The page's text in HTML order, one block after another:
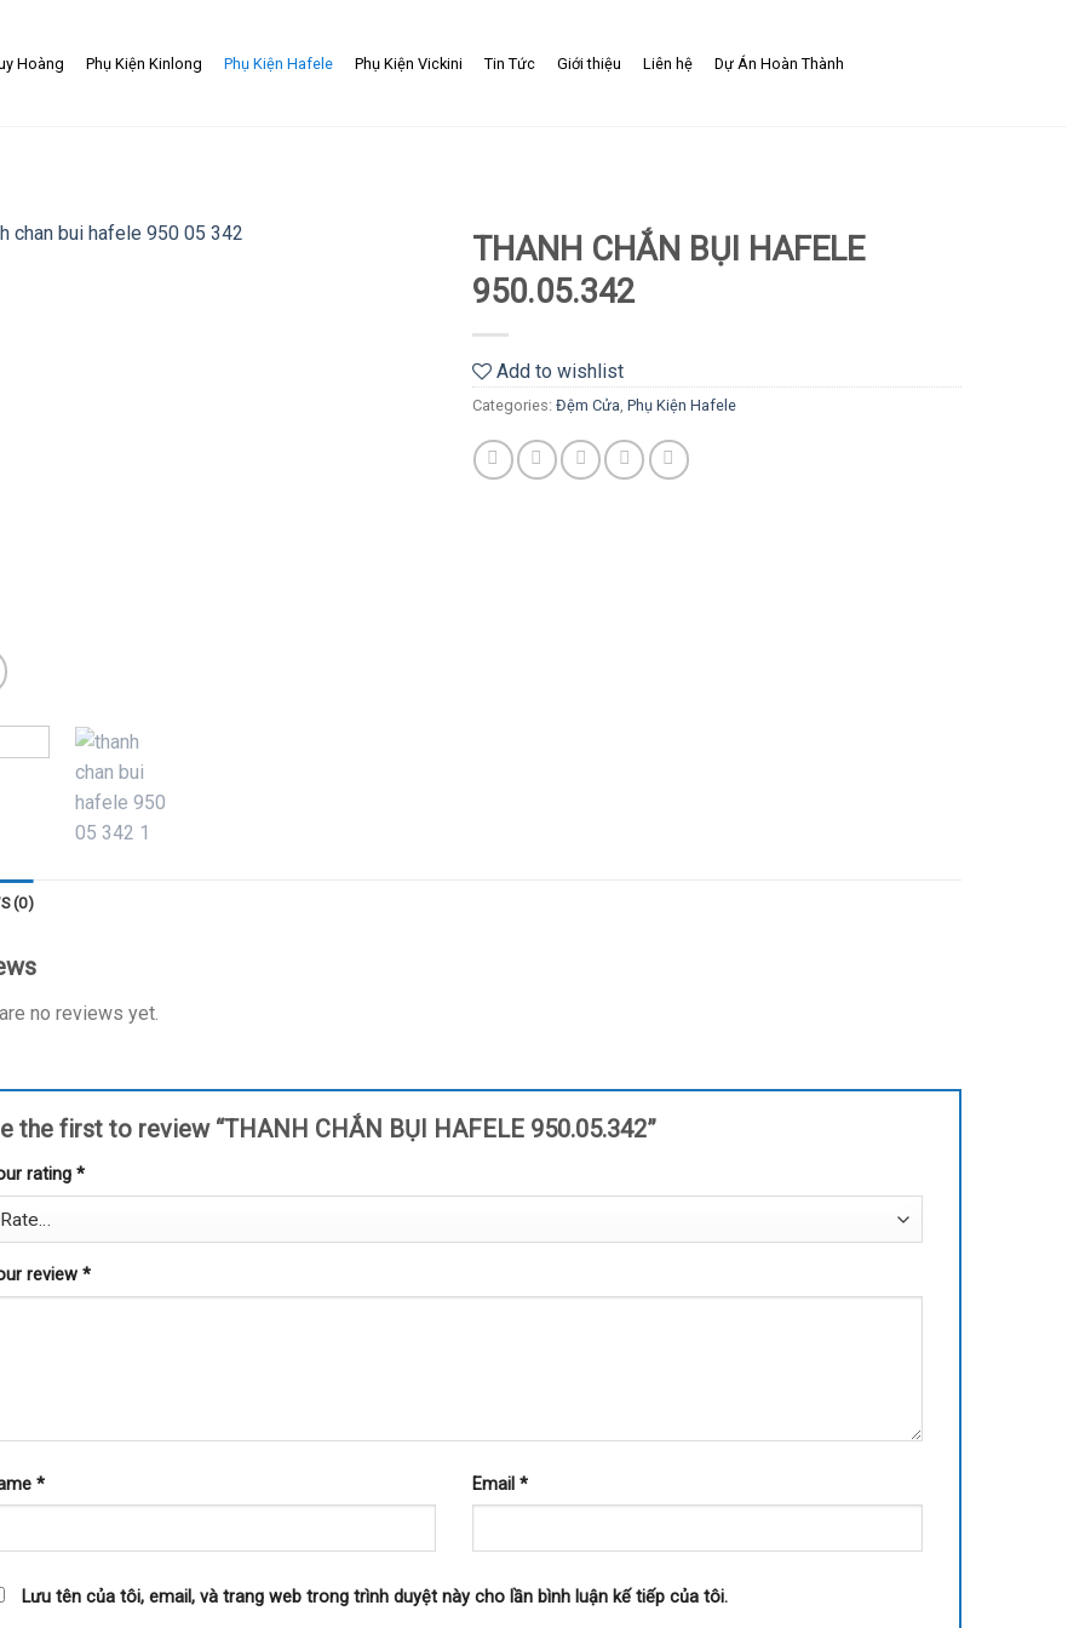
Hoàng Phụ Kiện Kinlong Phụ Kiện Hafele Phụ Kiện Vickini Tin Tức Giới thiệu Liên hệ Dự Án Hoàn Thành
THANH CHẮN BỤI HAFELE
950.05.342
Add to wishlist
Categories: Đệm Cửa, Phụ Kiện Hafele
(0)
no reviews yet.
the first to review “THANH CHẮN BỤI HAFELE 950.05.342”
rating *
review *
* Email *
Lưu tên của tôi, email, và trang web trong trình duyệt này cho lần bình luận kế tiếp của tôi.